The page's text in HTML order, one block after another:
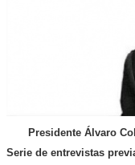
Presidente Álvaro
Serie de entrevistas